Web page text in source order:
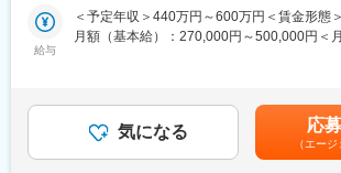
のもと、様々な大型の産業用プリンターを
す。
タ技術を活用した3Dプリンターを開発して
・エンドユーザー視点での製品開発を進めて
カーと比較しても多品種・少ロットに対応で
インナップを保有し、顧客の様々な印刷ニ
・治工具、装置の制御ソフト設計（C#によ
・画像処理機器の設定、制御ロジックの構築
■働く魅力：
・最新カメラ製品の開発に携われる最先端の
・C#を活かした制御ソフト開発で専門性を
給与
＜予定年収＞440万円～600万円＜賃金形態
月額（基本給）：270,000円～500,000円＜
給：年1回（4月）賃金はあくまでも目安の
じて上下する可能性があります。月給(月額)
記です。
気になる 応
（エー